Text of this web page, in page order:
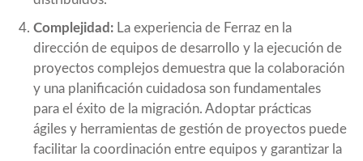
Complejidad: La experiencia de Ferraz en la
dirección de equipos de desarrollo y la ejecución de
proyectos complejos demuestra que la colaboración
y una planificación cuidadosa son fundamentales
para el éxito de la migración. Adoptar prácticas
ágiles y herramientas de gestión de proyectos puede
facilitar la coordinación entre equipos y garantizar la